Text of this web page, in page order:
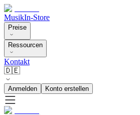
MusikIn-Store
Preise
Ressourcen
Kontakt
🇩🇪
Anmelden Konto erstellen